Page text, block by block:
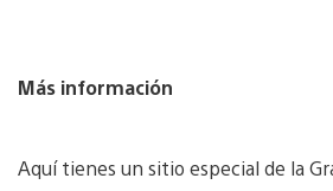
Más información
Aquí tienes un sitio especial de la